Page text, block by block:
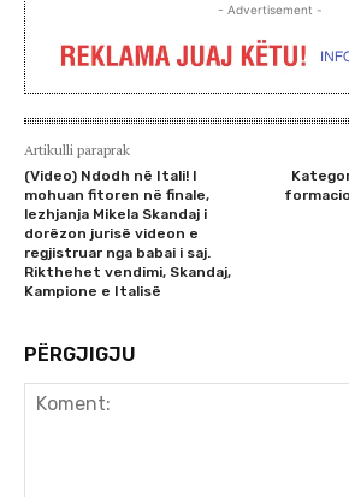
- Advertisement -
Artikulli paraprak
(Video) Ndodh në Itali! I
mohuan fitoren në finale,
lezhjanja Mikela Skandaj i
dorëzon jurisë videon e
regjistruar nga babai i saj.
Rikthehet vendimi, Skandaj,
Kampione e Italisë
PËRGJIGJU